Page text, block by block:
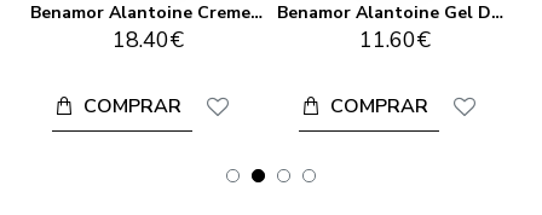
Benamor Alantoine Creme Do Corpo 150ml
18.40€
COMPRAR
Benamor Alantoine Gel De Banho 500ml
11.60€
COMPRAR